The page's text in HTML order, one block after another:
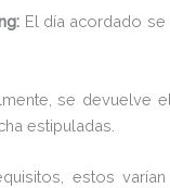
El día acordado
se devuelve
estipuladas.
estos varían